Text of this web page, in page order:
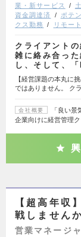
業・新サービス
資金調達済
ポテ
クス勤務
リモー
クライアント
雑に絡み合っ
し、そして、
【経営課題の本丸に
ではありません。 ク
会社概要
「良い
企業向けに経営管理
【超高年収
戦しません
営業マネージ